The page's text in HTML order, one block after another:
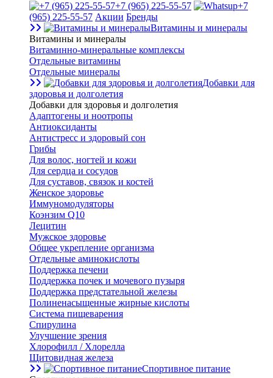
+7 (965) 225-55-57
+7
(965) 225-55-57 Акции Бренды
Витамины и минералы
Витамины и минералы
Витаминно-минеральные комплексы
Отдельные витамины
Отдельные минералы
Добавки для
здоровья и долголетия
Добавки для здоровья и долголетия
Адаптогены и ноотропы
Антиоксиданты
Антистресс и здоровый сон
Грибы
Для волос, ногтей и кожи
Для сердца и сосудов
Для суставов, связок и костей
Женское здоровье
Иммуномодуляторы
Коэнзим Q10
Лецитин
Мужское здоровье
Общее укрепление организма
Отдельные аминокислоты
Поддержка печени
Поддержка почек и мочевого пузыря
Поддержка предстательной железы
Полиненасыщенные жирные кислоты
Система пищеварения
Спирулина
Улучшение зрения
Хлорофилл / Хлорелла
Щитовидная железа
Спортивное питание